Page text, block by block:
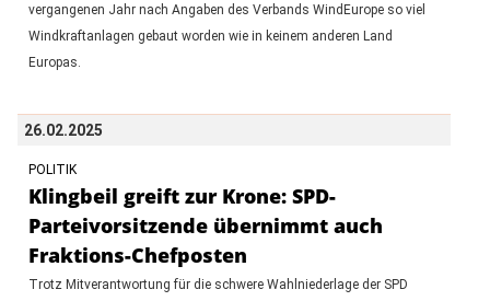
vergangenen Jahr nach Angaben des Verbands WindEurope so viel
Windkraftanlagen gebaut worden wie in keinem anderen Land
Europas.
26.02.2025
POLITIK
Klingbeil greift zur Krone: SPD-
Parteivorsitzende übernimmt auch
Fraktions-Chefposten
Trotz Mitverantwortung für die schwere Wahlniederlage der SPD